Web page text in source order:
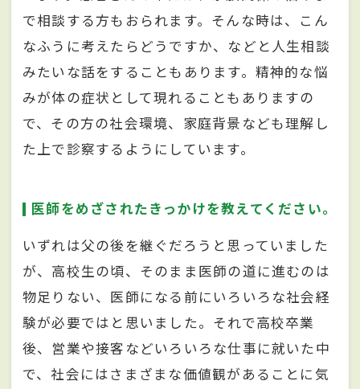
で相談する方もおられます。そんな時は、こん
なふうに考えたらどうですか、などと人生相談
みたいな話をすることもあります。精神的な悩
みが体の症状として現れることもありますの
で、その方の社会環境、家庭背景なども理解し
た上で診察するようにしています。
医師をめざされたきっかけを教えてください。
いずれは父の後を継ぐだろうと思っていました
が、高校生の頃、そのまま医師の道に進むのは
物足りない、医師になる前にいろいろな社会経
験が必要ではと思いました。それで高校卒業
後、営業や接客などいろいろな仕事に就いた中
で、社会にはさまざまな価値観があることに気